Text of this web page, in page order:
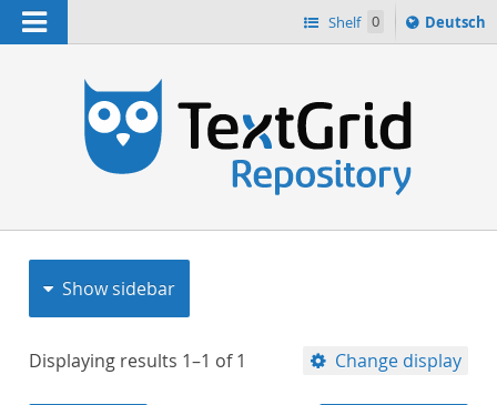
Navigation Shelf 0
Sprache
ï¿½ndern
Deutsch
Show sidebar
Displaying results 1–1 of1 Change display